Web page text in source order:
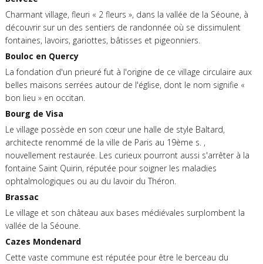
Charmant village, fleuri « 2 fleurs », dans la vallée de la Séoune, à
découvrir sur un des sentiers de randonnée où se dissimulent
fontaines, lavoirs, gariottes, bâtisses et pigeonniers.
Bouloc en Quercy
La fondation d'un prieuré fut à l'origine de ce village circulaire aux
belles maisons serrées autour de l'église, dont le nom signifie «
bon lieu » en occitan.
Bourg de Visa
Le village possède en son cœur une halle de style Baltard,
architecte renommé de la ville de Paris au 19ème s. ,
nouvellement restaurée. Les curieux pourront aussi s'arrêter à la
fontaine Saint Quirin, réputée pour soigner les maladies
ophtalmologiques ou au du lavoir du Théron.
Brassac
Le village et son château aux bases médiévales surplombent la
vallée de la Séoune.
Cazes Mondenard
Cette vaste commune est réputée pour être le berceau du